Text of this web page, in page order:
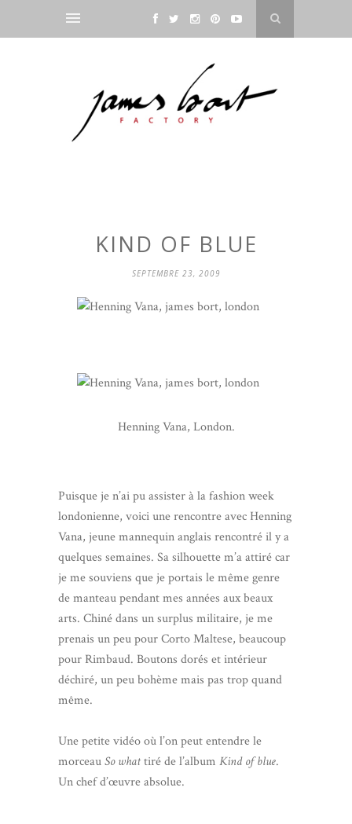
KIND OF BLUE
SEPTEMBRE 23, 2009
Henning Vana, London.
Puisque je n’ai pu assister à la fashion week
londonienne, voici une rencontre avec Henning
Vana, jeune mannequin anglais rencontré il y a
quelques semaines. Sa silhouette m’a attiré car
je me souviens que je portais le même genre
de manteau pendant mes années aux beaux
arts. Chiné dans un surplus militaire, je me
prenais un peu pour Corto Maltese, beaucoup
pour Rimbaud. Boutons dorés et intérieur
déchiré, un peu bohème mais pas trop quand
même.
Une petite vidéo où l’on peut entendre le
morceauSo whattiré de l’album Kind of blue.
Un chef d’œuvre absolue.